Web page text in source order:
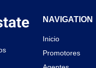
NAVIGATION
Inicio
Promotores